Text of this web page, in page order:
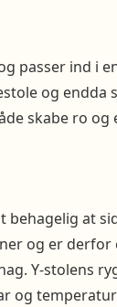
passer ind i
og endda
skabe ro og
behagelig at
og er
Y-stolens
og